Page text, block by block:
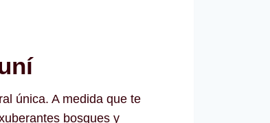
única. A medida que te
bosques y